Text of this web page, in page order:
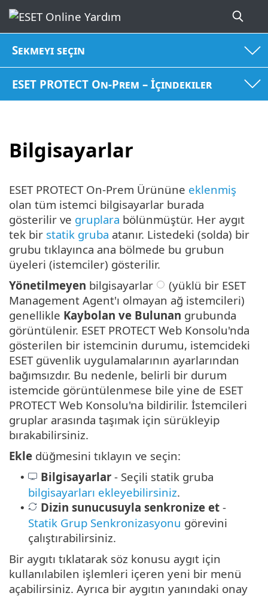
Sekmeyi seçin
ESET PROTECT On-Prem – İçindekiler
Bilgisayarlar
ESET PROTECT On-Prem Ürününe eklenmiş
olan tüm istemci bilgisayarlar burada
gösterilir ve gruplara bölünmüştür. Her aygıt
tek bir statik gruba atanır. Listedeki (solda) bir
grubu tıklayınca ana bölmede bu grubun
üyeleri (istemciler) gösterilir.
Yönetilmeyen bilgisayarlar
(yüklü bir ESET
Management Agent'ı olmayan ağ istemcileri)
genellikle Kaybolan ve Bulunan grubunda
görüntülenir. ESET PROTECT Web Konsolu'nda
gösterilen bir istemcinin durumu, istemcideki
ESET güvenlik uygulamalarının ayarlarından
bağımsızdır. Bu nedenle, belirli bir durum
istemcide görüntülenmese bile yine de ESET
PROTECT Web Konsolu'na bildirilir. İstemcileri
gruplar arasında taşımak için sürükleyip
bırakabilirsiniz.
Ekle düğmesini tıklayın ve seçin:
• Bilgisayarlar - Seçili statik gruba
bilgisayarları ekleyebilirsiniz.
• Dizin sunucusuyla senkronize et -
Statik Grup Senkronizasyonu görevini
çalıştırabilirsiniz.
Bir aygıtı tıklatarak söz konusu aygıt için
kullanılabilen işlemleri içeren yeni bir menü
açabilirsiniz. Ayrıca bir aygıtın yanındaki onay